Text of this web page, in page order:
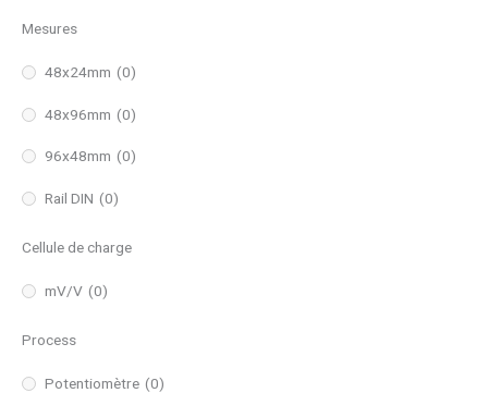
Mesures
48x24mm (0)
48x96mm (0)
96x48mm (0)
Rail DIN (0)
Cellule de charge
mV/V (0)
Process
Potentiomètre (0)